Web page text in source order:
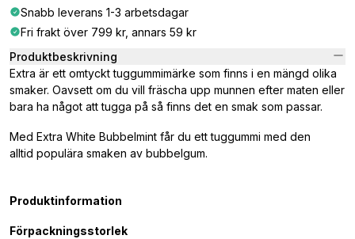
Snabb leverans 1-3 arbetsdagar
Fri frakt över 799 kr, annars 59 kr
Produktbeskrivning
Extra är ett omtyckt tuggummimärke som finns i en mängd olika
smaker. Oavsett om du vill fräscha upp munnen efter maten eller
bara ha något att tugga på så finns det en smak som passar.
Med Extra White Bubbelmint får du ett tuggummi med den
alltid populära smaken av bubbelgum.
Produktinformation
Förpackningsstorlek